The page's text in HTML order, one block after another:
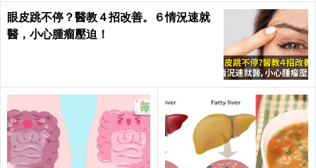
眼皮跳不停？醫教４招改善。６情況速就
醫，小心腫瘤壓迫！